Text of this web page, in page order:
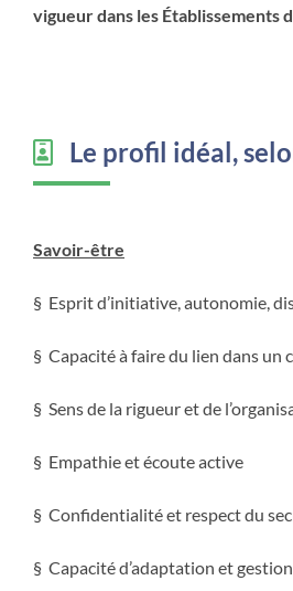
vigueur dans les Établissements
Le profil idéal,
Savoir-être
§ Esprit d’initiative, autonomie,
§ Capacité à faire du lien dans un
§ Sens de la rigueur et de
§ Empathie et écoute active
§ Confidentialité et respect du
§ Capacité d’adaptation et